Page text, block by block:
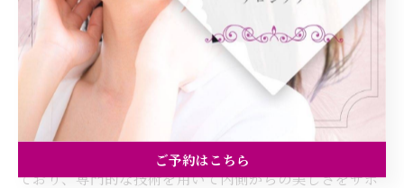
が存在し、これらを刺激することで全身のバランスを整
えることができます。特に自律神経に影響を与えるつぼ
が多く、ストレスの緩和やリラクゼーション効果が期待
できます。これにより、肌の調子を整えたり、全体的な
健康状態を改善することが可能です。大阪市都島区で
は、耳つぼを活用した美容法を取り入れるサロンが増え
ており、専門的な技術を用いて内側からの美しさをサポ
ご予約はこちら